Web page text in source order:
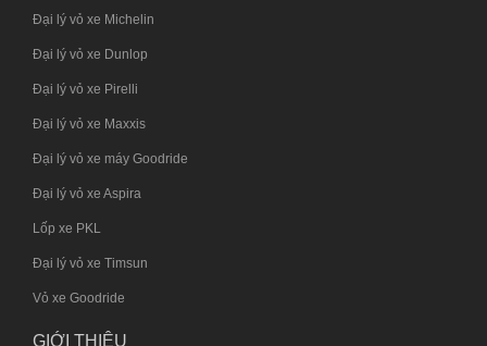
Đại lý vỏ xe Michelin
Đại lý vỏ xe Dunlop
Đại lý vỏ xe Pirelli
Đại lý vỏ xe Maxxis
Đại lý vỏ xe máy Goodride
Đại lý vỏ xe Aspira
Lốp xe PKL
Đại lý vỏ xe Timsun
Vỏ xe Goodride
GIỚI THIỆU